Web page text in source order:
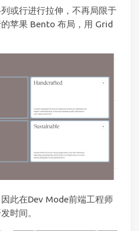
或行进行拉伸，不再局限于
苹果 Bento 布局，用 Grid
此在Dev Mode前端工程师
时间。